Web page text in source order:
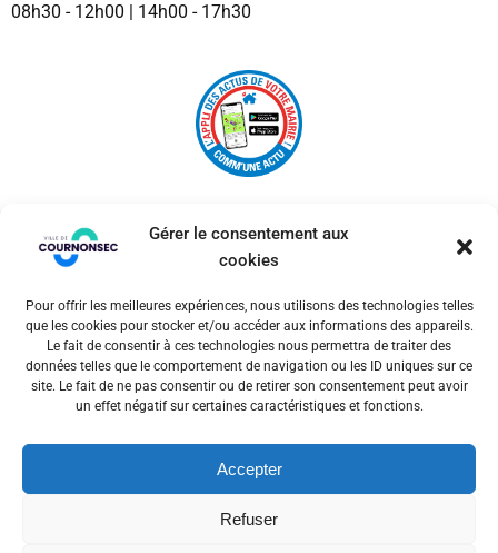
Gérer le consentement aux
cookies
Pour offrir les meilleures expériences, nous utilisons des technologies telles
que les cookies pour stocker et/ou accéder aux informations des appareils.
Le fait de consentir à ces technologies nous permettra de traiter des
données telles que le comportement de navigation ou les ID uniques sur ce
site. Le fait de ne pas consentir ou de retirer son consentement peut avoir
un effet négatif sur certaines caractéristiques et fonctions.
Accepter
Refuser
08h30 - 12h00 | 14h00 - 17h30
© 2026 Ville de Cournonsec. Un service proposé par
Comm'un Site
Mentions légales